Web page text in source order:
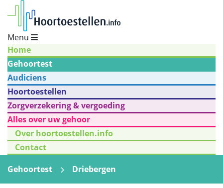
Menu
Home
Gehoortest
Audiciens
Hoortoestellen
Zorgverzekering & vergoeding
Alles over uw gehoor
Over hoortoestellen.info
Contact
Gehoortest
Driebergen